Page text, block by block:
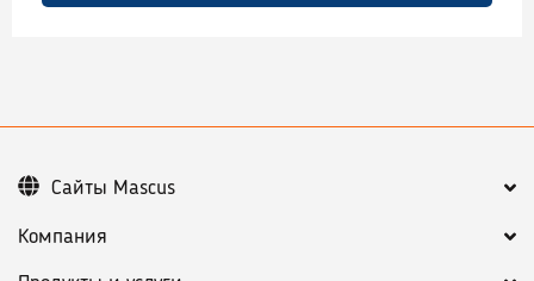
Компания
Сайты Mascus